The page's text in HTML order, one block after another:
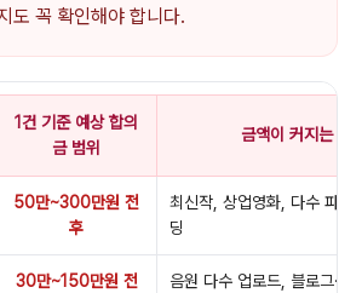
도 꼭 확인해야 합니다.
1건 기준 예상 합의
금 범위
금액이 커지는 경
50만~300만원 전
후
최신작, 상업영화, 다수 파일
딩
30만~150만원 전
음원 다수 업로드, 블로그·카